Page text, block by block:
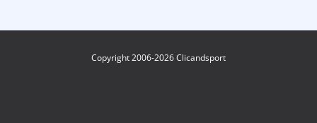
Copyright 2006-2026 Clicandsport